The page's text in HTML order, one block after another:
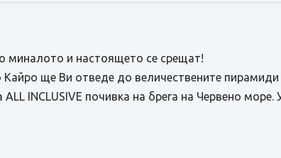
миналото и настоящето се срещат!
ще Ви отведе до величествените
INCLUSIVE почивка на брега на Червено